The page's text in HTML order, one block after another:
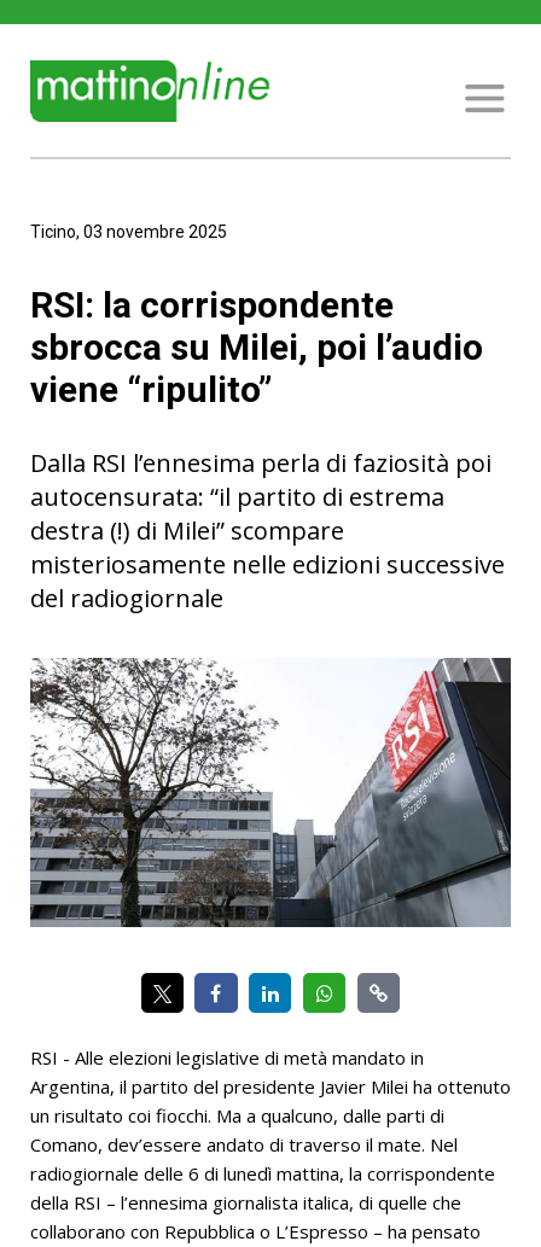
Ticino, 03 novembre 2025
RSI: la corrispondente
sbrocca su Milei, poi l’audio
viene “ripulito”
Dalla RSI l’ennesima perla di faziosità poi
autocensurata: “il partito di estrema
destra (!) di Milei” scompare
misteriosamente nelle edizioni successive
del radiogiornale
RSI - Alle elezioni legislative di metà mandato in
Argentina, il partito del presidente Javier Milei ha ottenuto
un risultato coi fiocchi. Ma a qualcuno, dalle parti di
Comano, dev’essere andato di traverso il mate. Nel
radiogiornale delle 6 di lunedì mattina, la corrispondente
della RSI – l’ennesima giornalista italica, di quelle che
collaborano con Repubblica o L’Espresso – ha pensato